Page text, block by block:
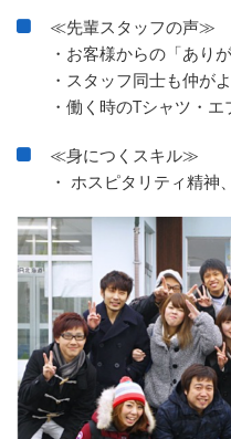
≪先輩スタッフの声≫
・お客様からの「あり
・スタッフ同士も仲が
・働く時のTシャツ・エ
≪身につくスキル≫
・ ホスピタリティ精